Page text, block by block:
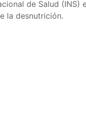
de Salud (INS)
la desnutrición.